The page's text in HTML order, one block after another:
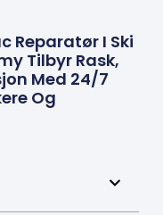
Reparatør I Ski
Tilbyr Rask,
Med 24/7
Og